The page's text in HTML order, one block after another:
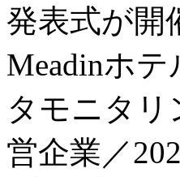
発表式が開
Meadinホ
タモニタリ
営企業／